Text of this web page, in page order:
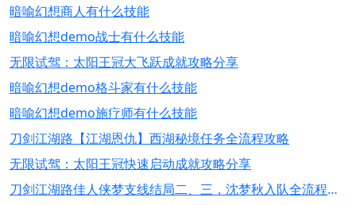
暗喻幻想商人有什么技能
暗喻幻想demo战士有什么技能
无限试驾：太阳王冠大飞跃成就攻略分享
暗喻幻想demo格斗家有什么技能
暗喻幻想demo施疗师有什么技能
刀剑江湖路【江湖恩仇】西湖秘境任务全流程攻略
无限试驾：太阳王冠快速启动成就攻略分享
刀剑江湖路佳人侠梦支线结局二、三，沈梦秋入队全流程攻略